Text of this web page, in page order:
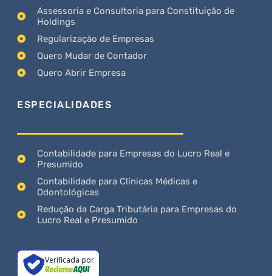
Assessoria e Consultoria para Constituição de
Holdings
Regularização de Empresas
Quero Mudar de Contador
Quero Abrir Empresa
ESPECIALIDADES
Contabilidade para Empresas do Lucro Real e
Presumido
Contabilidade para Clínicas Médicas e
Odontológicas
Redução da Carga Tributária para Empresas do
Lucro Real e Presumido
Verificada por